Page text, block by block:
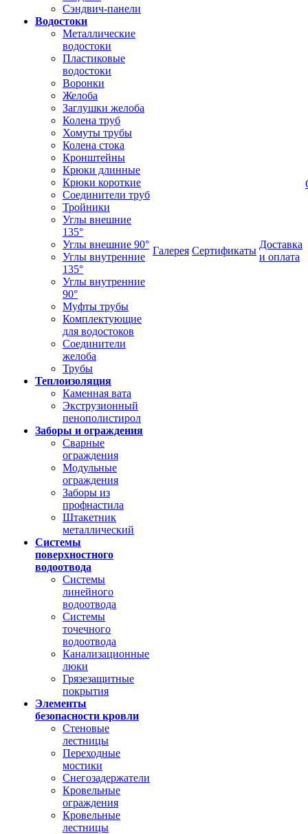
Сэндвич-панели
Водостоки
Металлические
водостоки
Пластиковые
водостоки
Воронки
Желоба
Заглушки желоба
Колена труб
Хомуты трубы
Колена стока
Кронштейны
Крюки длинные
Крюки короткие
Соединители труб
Тройники
Углы внешние
135°
Углы внешние 90°
Углы внутренние
135°
Углы внутренние
90°
Муфты трубы
Комплектующие
для водостоков
Соединители
желоба
Трубы
Теплоизоляция
Каменная вата
Экструзионный
пенополистирол
Заборы и ограждения
Сварные
ограждения
Модульные
ограждения
Заборы из
профнастила
Штакетник
металлический
Системы
поверхностного
водоотвода
Системы
линейного
водоотвода
Системы
точечного
водоотвода
Канализационные
люки
Грязезащитные
покрытия
Элементы
безопасности кровли
Стеновые
лестницы
Переходные
мостики
Снегозадержатели
Кровельные
ограждения
Кровельные
лестницы
Галерея Сертификаты
Доставка
и оплата